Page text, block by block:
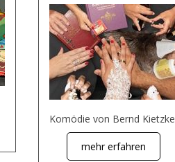
Komödie von Bernd Kietzke
mehr erfahren